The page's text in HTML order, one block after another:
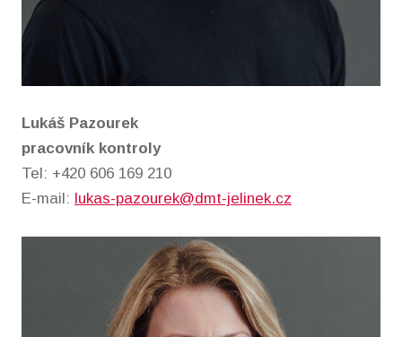
Lukáš Pazourek
pracovník kontroly
Tel: +420 606 169 210
E-mail: lukas-pazourek@dmt-jelinek.cz